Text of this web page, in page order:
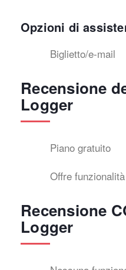
Opzioni di
Biglietto/e-mail
Recensione
Logger
Piano gratuito
Offre
Recensione
Logger